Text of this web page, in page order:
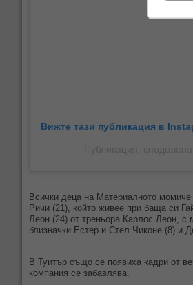
Вижте тази публикация в
Всички деца на Материалното
Ричи (21), който живее при баща си
Леон (24) от треньора Карлос Леон, с
близначки Естер и Стел Чиконе (8) и
В Туитър също се появиха кадри от
компания се забавлява.